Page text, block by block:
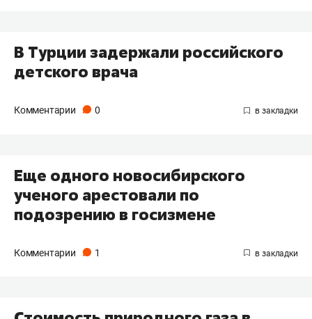
В Турции задержали российского
детского врача
Комментарии 0
Еще одного новосибирского
ученого арестовали по
подозрению в госизмене
Комментарии 1